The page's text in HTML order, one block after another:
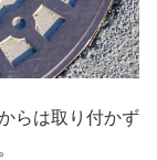
らは取り付かず